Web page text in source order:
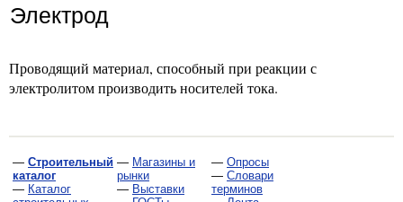
Электрод
Проводящий материал, способный при реакции с
электролитом производить носителей тока.
— Строительный
каталог
— Каталог
— Магазины и
рынки
— Выставки
— Опросы
— Словари
терминов